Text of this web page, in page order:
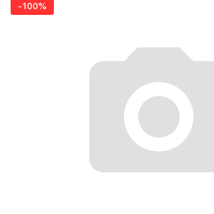
-100%